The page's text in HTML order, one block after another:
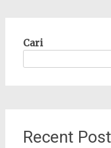
Cari
Recent